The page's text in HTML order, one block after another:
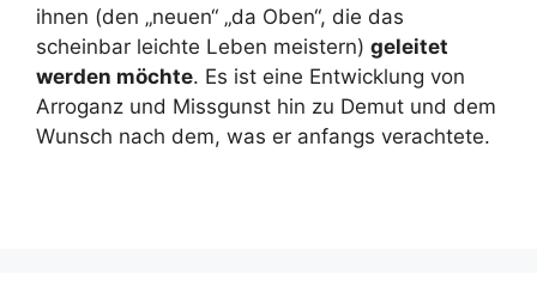
ihnen (den „neuen“ „da Oben“, die das
scheinbar leichte Leben meistern) geleitet
werden möchte. Es ist eine Entwicklung von
Arroganz und Missgunst hin zu Demut und dem
Wunsch nach dem, was er anfangs verachtete.